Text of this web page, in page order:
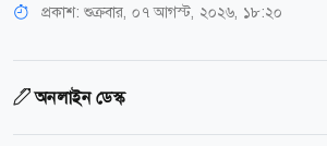
প্রকাশ: শুক্রবার, ০৭ আগস্ট, ২০২৬, ১৮:২০
অনলাইন ডেস্ক